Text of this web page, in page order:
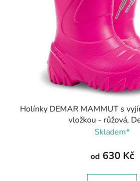
Holínky DEMAR MAMMUT s
vložkou - růžová,
Skladem*
od 630 Kč